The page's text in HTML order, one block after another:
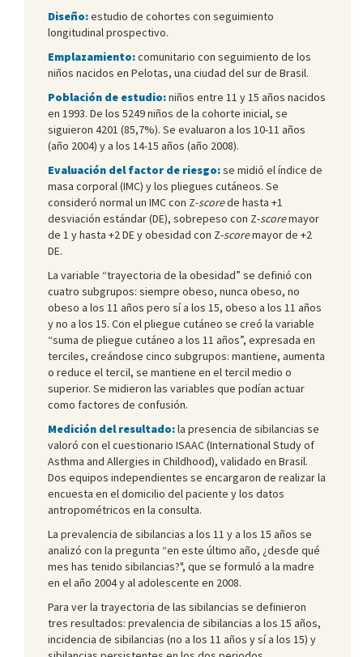
Diseño:estudio de cohortes con seguimiento
longitudinal prospectivo.
Emplazamiento:comunitario con seguimiento de los
niños nacidos en Pelotas, una ciudad del sur de Brasil.
Población de estudio:niños entre 11 y 15 años nacidos
en 1993. De los 5249 niños de la cohorte inicial, se
siguieron 4201 (85,7%). Se evaluaron a los 10-11 años
(año 2004) y a los 14-15 años (año 2008).
Evaluación del factor de riesgo:se midió el índice de
masa corporal (IMC) y los pliegues cutáneos. Se
consideró normal un IMC con Z-scorede hasta +1
desviación estándar (DE), sobrepeso con Z-scoremayor
de 1 y hasta +2 DE y obesidad con Z-scoremayor de +2
DE.
La variable “trayectoria de la obesidad” se definió con
cuatro subgrupos: siempre obeso, nunca obeso, no
obeso a los 11 años pero sí a los 15, obeso a los 11 años
y no a los 15. Con el pliegue cutáneo se creó la variable
“suma de pliegue cutáneo a los 11 años”, expresada en
terciles, creándose cinco subgrupos: mantiene, aumenta
o reduce el tercil, se mantiene en el tercil medio o
superior. Se midieron las variables que podían actuar
como factores de confusión.
Medición del resultado:la presencia de sibilancias se
valoró con el cuestionario ISAAC (International Study of
Asthma and Allergies in Childhood), validado en Brasil.
Dos equipos independientes se encargaron de realizar la
encuesta en el domicilio del paciente y los datos
antropométricos en la consulta.
La prevalencia de sibilancias a los 11 y a los 15 años se
analizó con la pregunta “en este último año, ¿desde qué
mes has tenido sibilancias?", que se formuló a la madre
en el año 2004 y al adolescente en 2008.
Para ver la trayectoria de las sibilancias se definieron
tres resultados: prevalencia de sibilancias a los 15 años,
incidencia de sibilancias (no a los 11 años y sí a los 15) y